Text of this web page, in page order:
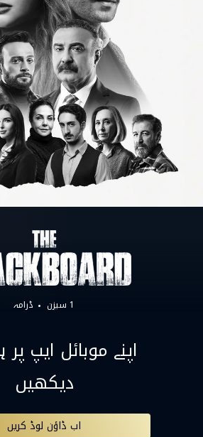
1 سیزن ڈرامہ
اپنے موبائل ایپ پر
دیکھیں
اب ڈاؤن لوڈ کریں